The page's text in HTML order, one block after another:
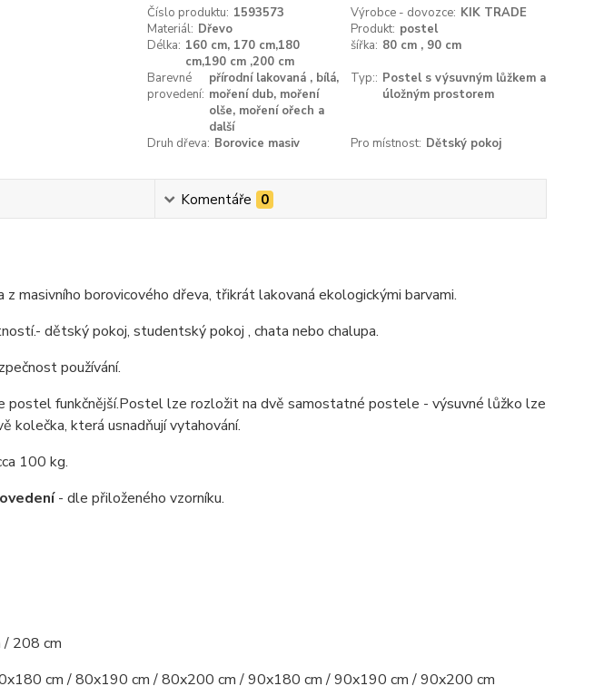
Číslo produktu: 1593573 Výrobce - dovozce: KIK TRADE
Materiál: Dřevo Produkt: postel
Délka: 160 cm, 170 cm,180
cm,190 cm ,200 cm
šířka: 80 cm , 90 cm
Barevné
provedení:
přírodní lakovaná , bílá,
moření dub, moření
olše, moření ořech a
další
Typ:: Postel s výsuvným lůžkem a
úložným prostorem
Druh dřeva: Borovice masiv Pro místnost: Dětský pokoj
Komentáře 0
masivního borovicového dřeva, třikrát lakovaná ekologickými barvami.
dětský pokoj, studentský pokoj , chata nebo chalupa.
používání.
postel funkčnější.Postel lze rozložit na dvě samostatné postele - výsuvné lůžko lze
kolečka, která usnadňují vytahování.
100 kg.
- dle přiloženého vzorníku.
/ 208 cm
cm / 80x190 cm / 80x200 cm / 90x180 cm / 90x190 cm / 90x200 cm